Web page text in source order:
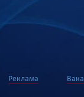
Реклама